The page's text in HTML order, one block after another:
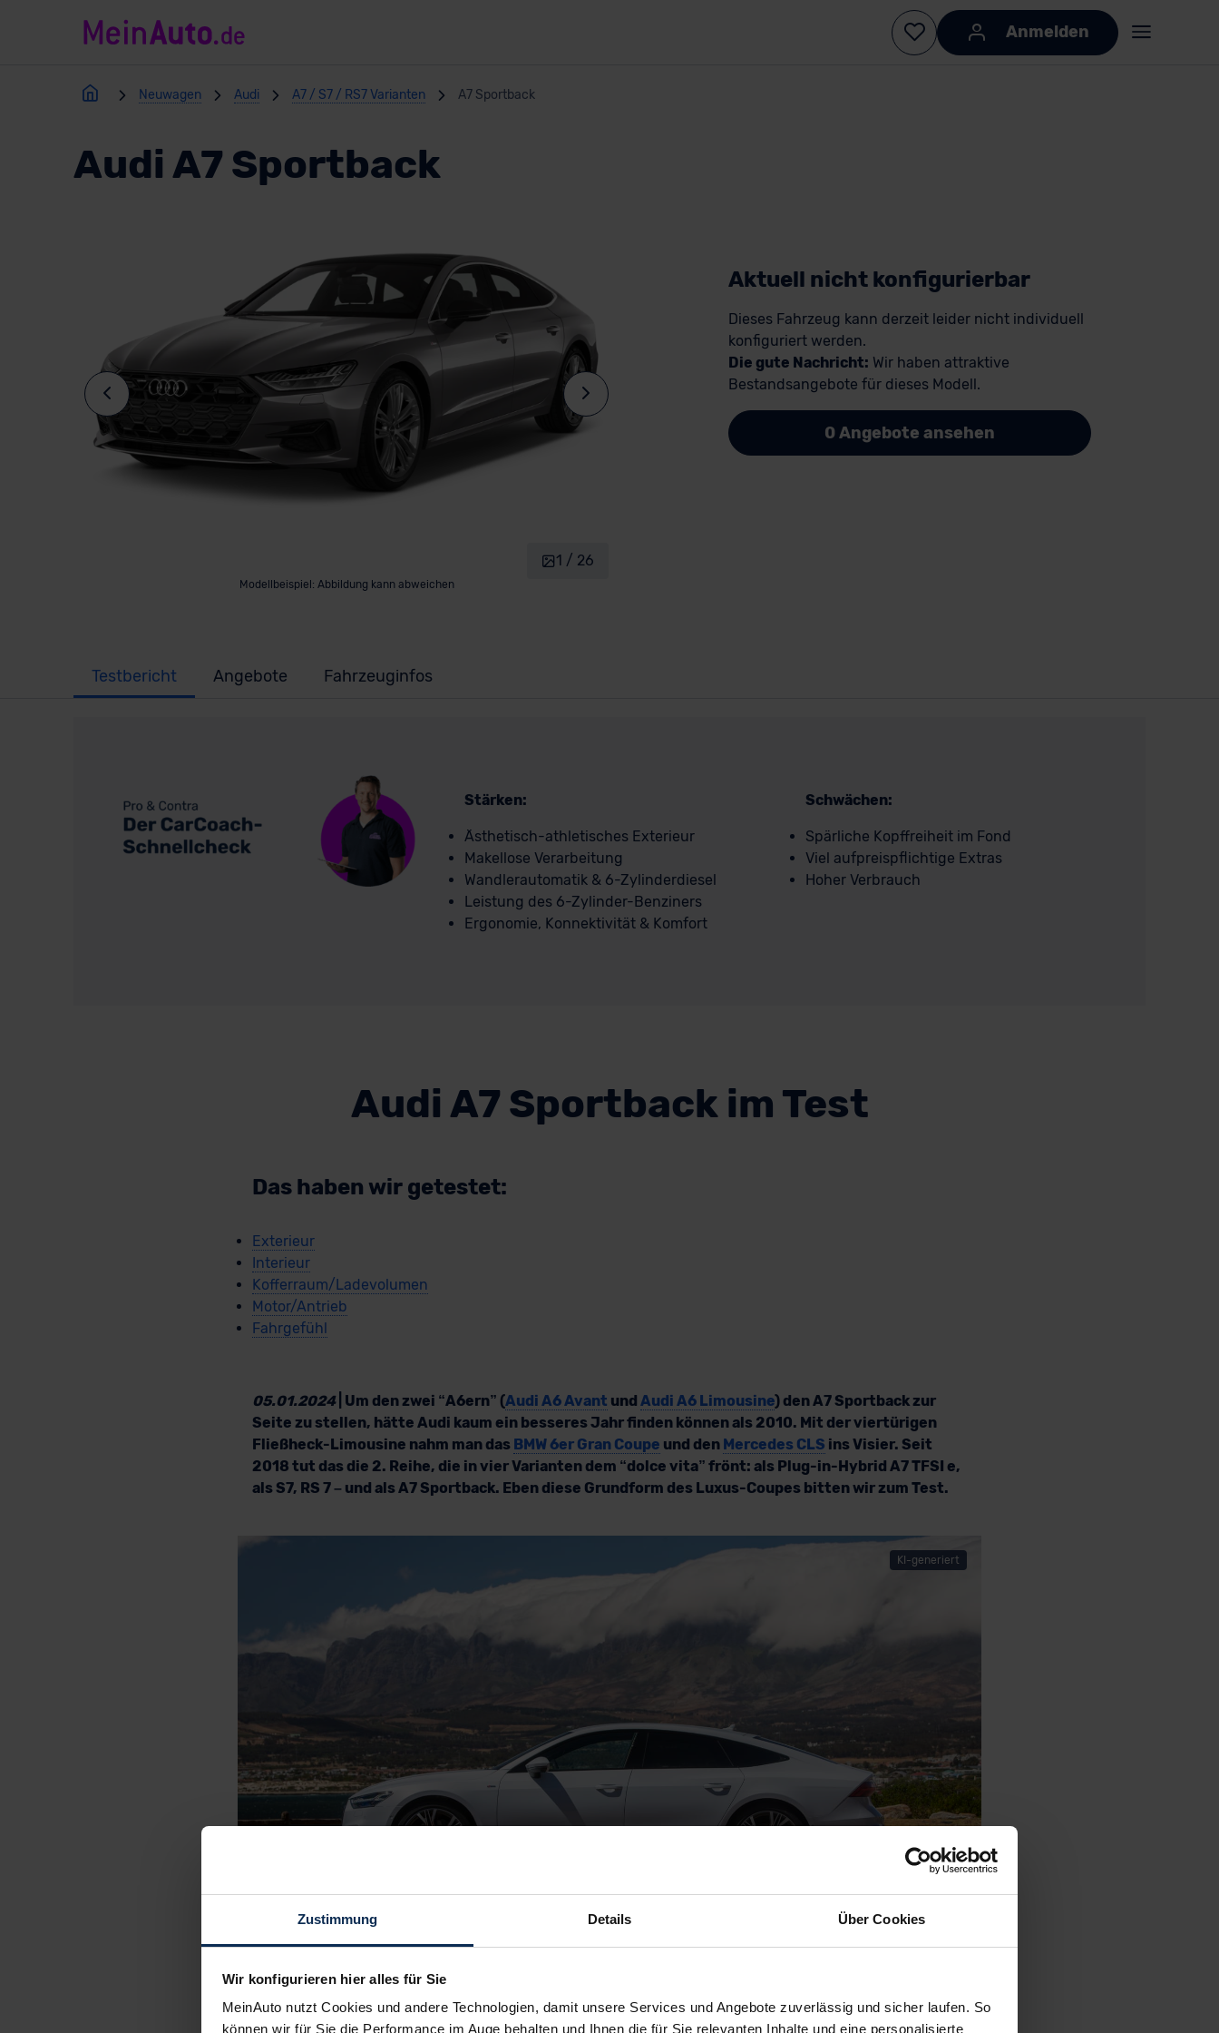
Zustimmung Details Über Cookies
Wir konfigurieren hier alles für Sie
MeinAuto nutzt Cookies und andere Technologien, damit unsere Services und Angebote zuverlässig und sicher laufen. So
können wir für Sie die Performance im Auge behalten und Ihnen die für Sie relevanten Inhalte und eine personalisierte
Anmelden
Neuwagen Audi A7 / S7 / RS7 Varianten A7 Sportback
Audi A7 Sportback
Modellbeispiel: Abbildung kann abweichen
1 / 26
Aktuell nicht konfigurierbar
Dieses Fahrzeug kann derzeit leider nicht individuell
konfiguriert werden.
Die gute Nachricht: Wir haben attraktive
Bestandsangebote für dieses Modell.
0 Angebote ansehen
Testbericht Angebote Fahrzeuginfos
Stärken:
Ästhetisch-athletisches Exterieur
Makellose Verarbeitung
Wandlerautomatik & 6-Zylinderdiesel
Leistung des 6-Zylinder-Benziners
Ergonomie, Konnektivität & Komfort
Schwächen:
Spärliche Kopffreiheit im Fond
Viel aufpreispflichtige Extras
Hoher Verbrauch
Audi A7 Sportback im Test
Das haben wir getestet:
Exterieur
Interieur
Kofferraum/Ladevolumen
Motor/Antrieb
Fahrgefühl
05.01.2024| Um den zwei “A6ern” (Audi A6 Avant und Audi A6 Limousine) den A7 Sportback zur
Seite zu stellen, hätte Audi kaum ein besseres Jahr finden können als 2010. Mit der viertürigen
Fließheck-Limousine nahm man das BMW 6er Gran Coupe und den Mercedes CLS ins Visier. Seit
2018 tut das die 2. Reihe, die in vier Varianten dem “dolce vita” frönt: als Plug-in-Hybrid A7 TFSI e,
als S7, RS 7 – und als A7 Sportback. Eben diese Grundform des Luxus-Coupes bitten wir zum Test.
KI-generiert